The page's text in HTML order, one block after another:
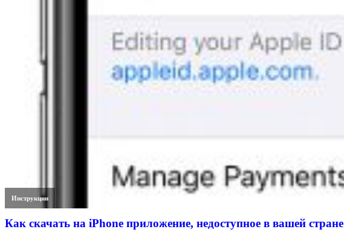
Инструкции
Как скачать на iPhone приложение, недоступное в вашей стране